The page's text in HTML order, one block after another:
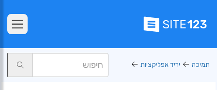
תמיכה יריד אפליקציות